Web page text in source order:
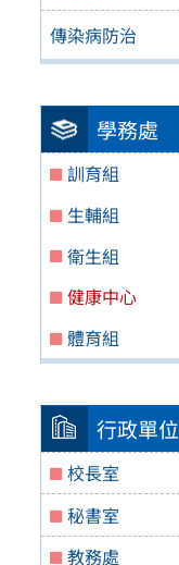
傳染病防治
學務處
訓育組
生輔組
衛生組
健康中心
體育組
行政單位
校長室
秘書室
教務處